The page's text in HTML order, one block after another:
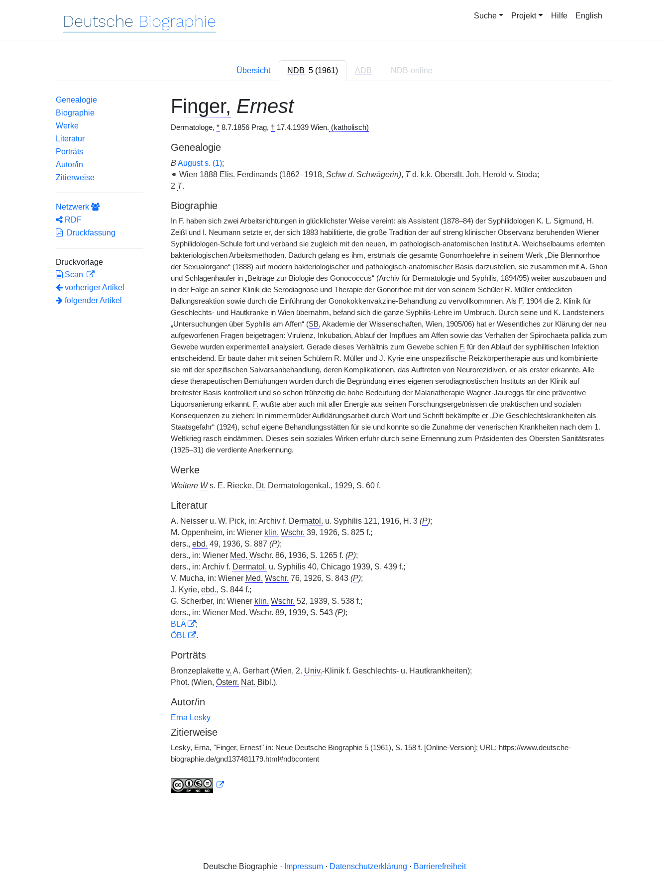
Deutsche Biographie Suche Projekt Hilfe English
Übersicht NDB 5 (1961) ADB NDB-online
Genealogie
Biographie
Werke
Literatur
Porträts
Autor/in
Zitierweise
Netzwerk
RDF
Druckfassung
Druckvorlage
Scan
vorheriger Artikel
folgender Artikel
Finger, Ernest
Dermatologe, *8.7.1856 Prag, †17.4.1939 Wien. (katholisch)
Genealogie
B August s. (1);
⚭ Wien 1888 Elis. Ferdinands (1862–1918, Schwd. Schwägerin), Td. k.k. Oberstlt. Joh. Herold v. Stoda;
2 T.
Biographie
In F. haben sich zwei Arbeitsrichtungen in glücklichster Weise vereint: als Assistent (1878–84) der Syphilidologen K. L. Sigmund, H.
Zeißl und I. Neumann setzte er, der sich 1883 habilitierte, die große Tradition der auf streng klinischer Observanz beruhenden Wiener
Syphilidologen-Schule fort und verband sie zugleich mit den neuen, im pathologisch-anatomischen Institut A. Weichselbaums erlernten
bakteriologischen Arbeitsmethoden. Dadurch gelang es ihm, erstmals die gesamte Gonorrhoelehre in seinem Werk „Die Blennorrhoe
der Sexualorgane“ (1888) auf modern bakteriologischer und pathologisch-anatomischer Basis darzustellen, sie zusammen mit A. Ghon
und Schlagenhaufer in „Beiträge zur Biologie des Gonococcus“ (Archiv für Dermatologie und Syphilis, 1894/95) weiter auszubauen und
in der Folge an seiner Klinik die Serodiagnose und Therapie der Gonorrhoe mit der von seinem Schüler R. Müller entdeckten
Ballungsreaktion sowie durch die Einführung der Gonokokkenvakzine-Behandlung zu vervollkommnen. Als F. 1904 die 2. Klinik für
Geschlechts- und Hautkranke in Wien übernahm, befand sich die ganze Syphilis-Lehre im Umbruch. Durch seine und K. Landsteiners
„Untersuchungen über Syphilis am Affen“ (SB, Akademie der Wissenschaften, Wien, 1905/06) hat er Wesentliches zur Klärung der neu
aufgeworfenen Fragen beigetragen: Virulenz, Inkubation, Ablauf der Impflues am Affen sowie das Verhalten der Spirochaeta pallida zum
Gewebe wurden experimentell analysiert. Gerade dieses Verhältnis zum Gewebe schien F. für den Ablauf der syphilitischen Infektion
entscheidend. Er baute daher mit seinen Schülern R. Müller und J. Kyrie eine unspezifische| Reizkörpertherapie aus und kombinierte
sie mit der spezifischen Salvarsanbehandlung, deren Komplikationen, das Auftreten von Neurorezidiven, er als erster erkannte. Alle
diese therapeutischen Bemühungen wurden durch die Begründung eines eigenen serodiagnostischen Instituts an der Klinik auf
breitester Basis kontrolliert und so schon frühzeitig die hohe Bedeutung der Malariatherapie Wagner-Jaureggs für eine präventive
Liquorsanierung erkannt. F. wußte aber auch mit aller Energie aus seinen Forschungsergebnissen die praktischen und sozialen
Konsequenzen zu ziehen: In nimmermüder Aufklärungsarbeit durch Wort und Schrift bekämpfte er „Die Geschlechtskrankheiten als
Staatsgefahr“ (1924), schuf eigene Behandlungsstätten für sie und konnte so die Zunahme der venerischen Krankheiten nach dem 1.
Weltkrieg rasch eindämmen. Dieses sein soziales Wirken erfuhr durch seine Ernennung zum Präsidenten des Obersten Sanitätsrates
(1925–31) die verdiente Anerkennung.
Werke
Weitere Ws. E. Riecke, Dt. Dermatologenkal., 1929, S. 60 f.
Literatur
A. Neisser u. W. Pick, in: Archiv f. Dermatol. u. Syphilis 121, 1916, H. 3 (P);
M. Oppenheim, in: Wiener klin. Wschr. 39, 1926, S. 825 f.;
ders., ebd. 49, 1936, S. 887 (P);
ders., in: Wiener Med. Wschr. 86, 1936, S. 1265 f. (P);
ders., in: Archiv f. Dermatol. u. Syphilis 40, Chicago 1939, S. 439 f.;
V. Mucha, in: Wiener Med. Wschr. 76, 1926, S. 843 (P);
J. Kyrie, ebd., S. 844 f.;
G. Scherber, in: Wiener klin. Wschr. 52, 1939, S. 538 f.;
ders., in: Wiener Med. Wschr. 89, 1939, S. 543 (P);
BLÄ
;
ÖBL
.
Porträts
Bronzeplakette v. A. Gerhart (Wien, 2. Univ.-Klinik f. Geschlechts- u. Hautkrankheiten);
Phot. (Wien, Österr. Nat. Bibl.).
Autor/in
Erna Lesky
Zitierweise
Lesky, Erna, "Finger, Ernest" in: Neue Deutsche Biographie 5 (1961), S. 158 f. [Online-Version]; URL: https://www.deutsche-
biographie.de/gnd137481179.html#ndbcontent
Deutsche Biographie · Impressum · Datenschutzerklärung · Barrierefreiheit